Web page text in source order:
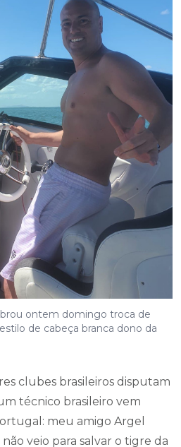
ontem domingo troca de
de cabeça branca dono da
clubes brasileiros disputam
técnico brasileiro vem
meu amigo Argel
veio para salvar o tigre da